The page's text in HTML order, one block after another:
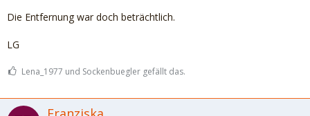
Die Entfernung war doch beträchtlich.
LG
Lena_1977 und Sockenbuegler gefällt das.